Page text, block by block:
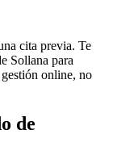
cita previa. Te
Sollana para
online, no
de